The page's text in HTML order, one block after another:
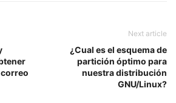
Next article
¿Cual es el esquema de
partición óptimo para
nuestra distribución
GNU/Linux?